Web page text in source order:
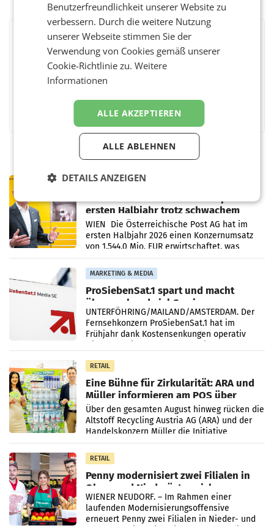
BEWERTEN SIE DIESEN ARTIKEL
FacebookTwitterMessengerWhatsAppLinkedInXING Teilen
PRIMENEWS
Österreichische Post: Umsatzplus im
ersten Halbjahr trotz schwachem
Briefgeschäft
WIEN Die Österreichische Post AG hat im
ersten Halbjahr 2026 einen Konzernumsatz
von 1.544,0 Mio. EUR erwirtschaftet, was
einem Plus von 3,8 Prozent gegenüber dem
Vergleichszeitraum
MARKETING & MEDIA
ProSiebenSat.1 spart und macht
überraschend viel Gewinn
UNTERFÖHRING/MAILAND/AMSTERDAM. Der
Fernsehkonzern ProSiebenSat.1 hat im
Frühjahr dank Kostensenkungen operativ
RETAIL
Eine Bühne für Zirkularität: ARA und
Müller informieren am POS über
Kreislauffähigkeit
Über den gesamten August hinweg rücken die
Altstoff Recycling Austria AG (ARA) und der
Handelskonzern Müller die Initiative
„Kreislauf-Helden“ in allen österreichischen
Müller-Filialen
RETAIL
Penny modernisiert zwei Filialen in
Ober- und Niederösterreich
WIENER NEUDORF. – Im Rahmen einer
laufenden Modernisierungsoffensive
erneuert Penny zwei Filialen in Nieder- und
Benutzerfreundlichkeit unserer Website zu
verbessern. Durch die weitere Nutzung
unserer Webseite stimmen Sie der
Verwendung von Cookies gemäß unserer
Cookie-Richtlinie zu.Weitere
Informationen
ALLE AKZEPTIEREN
ALLE ABLEHNEN
DETAILS ANZEIGEN